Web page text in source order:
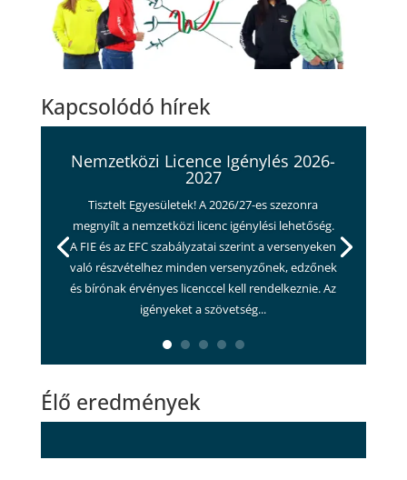
Kapcsolódó hírek
Nemzetközi Licence Igénylés 2026-
2027
Tisztelt Egyesületek! A 2026/27-es szezonra
megnyílt a nemzetközi licenc igénylési lehetőség.
A FIE és az EFC szabályzatai szerint a versenyeken
való részvételhez minden versenyzőnek, edzőnek
és bírónak érvényes licenccel kell rendelkeznie. Az
igényeket a szövetség...
Élő eredmények